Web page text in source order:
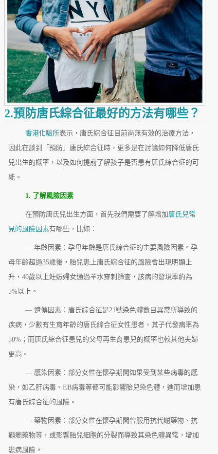
2.預防唐氏綜合征最好的方法有哪些？
香港化驗所表示，唐氏綜合征目前尚無有效的治療方法，
因此在談到「預防」唐氏綜合征時，更多是在討論如何降低唐氏
兒出生的概率，以及如何提前了解孩子是否患有唐氏綜合征的可
能。
1. 了解風險因素
在預防唐氏兒出生方面，首先我們需要了解增加唐氏兒常
見的風險因素有哪些，比如：
— 年齡因素：孕母年齡是唐氏綜合征的主要風險因素。孕
母年齡超過35歲後，胎兒患上唐氏綜合征的風險會出現明顯上
升，40歲以上妊娠婦女通過羊水穿刺篩查，該病的發現率約為
5%以上。
— 遺傳因素：唐氏綜合征是21號染色體數目異常所導致的
疾病，少數有生育年齡的唐氏綜合征女性患者，其子代發病率為
50%；而唐氏綜合征患兒的父母再生育患兒的概率也較其他夫婦
更高。
— 感染因素：部分女性在懷孕期間如果受到某些病毒的感
染，如乙肝病毒、EB病毒等都可能影響胎兒染色體，進而增加患
有唐氏綜合征的風險。
— 藥物因素：部分女性在懷孕期間曾服用抗代謝藥物、抗
癲癇藥物等，或影響胎兒細胞的分裂而導致其染色體異常，增加
患病風險。